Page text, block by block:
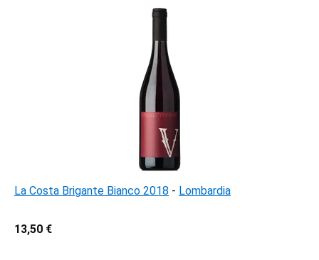
La Costa Brigante Bianco 2018 - Lombardia
13,50 €